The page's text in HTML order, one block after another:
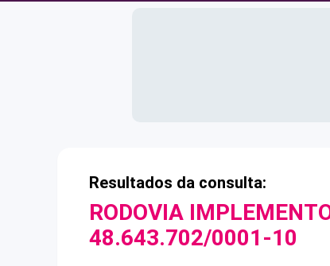
Resultados da consulta:
RODOVIA
48.643.702/0001-10